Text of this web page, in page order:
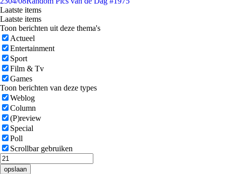
Laatste items
Laatste items
Toon berichten uit deze thema's
Actueel
Entertainment
Sport
Film & Tv
Games
Toon berichten van deze types
Weblog
Column
(P)review
Special
Poll
Scrollbar gebruiken
opslaan